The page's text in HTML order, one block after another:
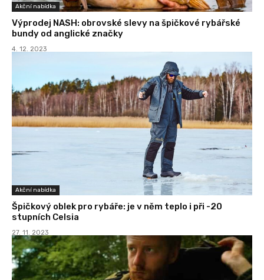
Akční nabídka
Výprodej NASH: obrovské slevy na špičkové rybářské
bundy od anglické značky
4. 12. 2023
Akční nabídka
Špičkový oblek pro rybáře: je v něm teplo i při -20
stupních Celsia
27. 11. 2023